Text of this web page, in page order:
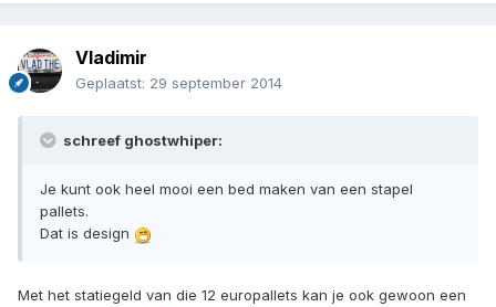
Vladimir
Geplaatst: 29 september 2014
schreef ghostwhiper:
Je kunt ook heel mooi een bed maken van een stapel
pallets.
Dat is design
Met het statiegeld van die 12 europallets kan je ook gewoon een